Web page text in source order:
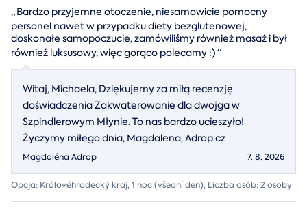
„Bardzo przyjemne otoczenie, niesamowicie pomocny
personel nawet w przypadku diety bezglutenowej,
doskonałe samopoczucie, zamówiliśmy również masaż i był
również luksusowy, więc gorąco polecamy :)“
Witaj, Michaela, Dziękujemy za miłą recenzję
doświadczenia Zakwaterowanie dla dwojga w
Szpindlerowym Młynie. To nas bardzo ucieszyło!
Życzymy miłego dnia, Magdalena, Adrop.cz
Magdaléna Adrop 7. 8. 2026
Opcja: Královéhradecký kraj, 1 noc (všední den), Liczba osób: 2 osoby